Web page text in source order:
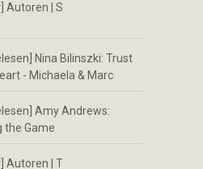
Autoren | S
Nina Bilinszki: Trust
- Michaela & Marc
Amy Andrews:
the Game
Autoren | T